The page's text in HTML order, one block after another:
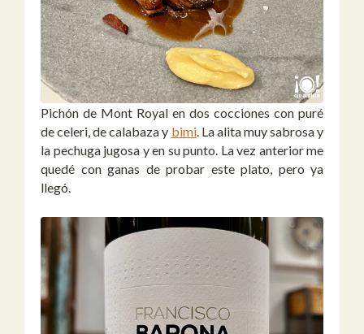
Pichón de Mont Royal en dos cocciones con puré
de celeri, de calabaza y bimi. La alita muy sabrosa y
la pechuga jugosa y en su punto. La vez anterior me
quedé con ganas de probar este plato, pero ya
llegó.